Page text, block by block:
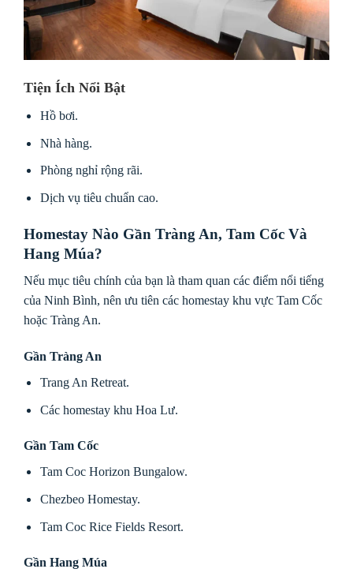
Tiện Ích Nổi Bật
Hồ bơi.
Nhà hàng.
Phòng nghỉ rộng rãi.
Dịch vụ tiêu chuẩn cao.
Homestay Nào Gần Tràng An, Tam Cốc Và
Hang Múa?
Nếu mục tiêu chính của bạn là tham quan các điểm nổi tiếng
của Ninh Bình, nên ưu tiên các homestay khu vực Tam Cốc
hoặc Tràng An.
Gần Tràng An
Trang An Retreat.
Các homestay khu Hoa Lư.
Gần Tam Cốc
Tam Coc Horizon Bungalow.
Chezbeo Homestay.
Tam Coc Rice Fields Resort.
Gần Hang Múa